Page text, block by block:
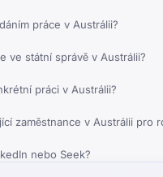
práce v Austrálii?
ve státní správě v Austrálii?
práci v Austrálii?
zaměstnance v Austrálii pro
nebo Seek?